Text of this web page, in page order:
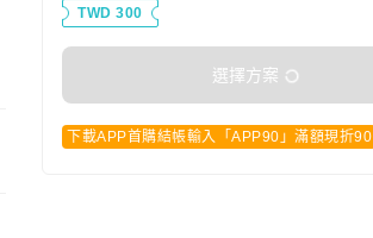
TWD 300
選擇方案
下載APP首購結帳輸入「APP90」滿額現折90